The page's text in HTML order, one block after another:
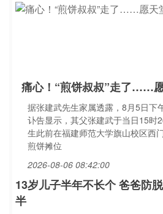
痛心！“煎饼叔叔”走了……
据张建武先生家属透露，8月5日下
讣告显示，其父张建武于当日15时
生此前在福建师范大学旗山校区西
煎饼摊位
2026-08-06 08:42:00
13岁儿子半年不长个 爸爸防
半